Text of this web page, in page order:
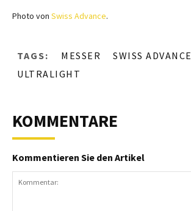
Photo von Swiss Advance.
TAGS: MESSER
SWISS ADVANCE
ULTRALIGHT
KOMMENTARE
Kommentieren Sie den Artikel